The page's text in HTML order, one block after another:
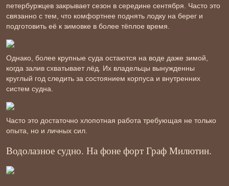
петербуржцев закрывает сезон в середине сентября. Часто это
связанно с тем, что комфортнее поднять лодку на берег и
подготовить её к зимовке в более тёплое время.
Однако, более крупные суда остаются на воде даже зимой,
когда залив схватывает лёд. Их владельцы вынужденны
круглый год следить за состоянием корпуса и внутренних
систем судна.
Часто это достаточно хлопотная работа требующая не только
опыта, но и личных сил.
Водолазное судно. На фоне форт Граф Милютин.